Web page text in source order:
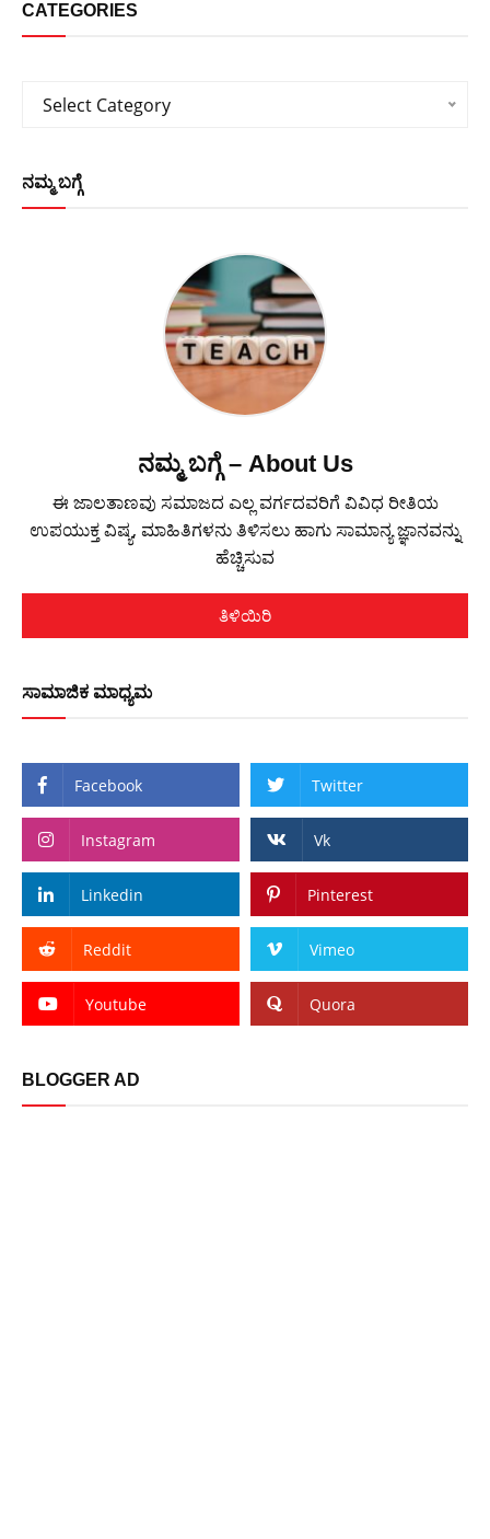
CATEGORIES
Categories
Select Category
ನಮ್ಮ ಬಗ್ಗೆ
ನಮ್ಮ ಬಗ್ಗೆ – About Us
ಈ ಜಾಲತಾಣವು ಸಮಾಜದ ಎಲ್ಲ ವರ್ಗದವರಿಗೆ ವಿವಿಧ ರೀತಿಯ
ಉಪಯುಕ್ತ ವಿಷ್ಯ, ಮಾಹಿತಿಗಳನು ತಿಳಿಸಲು ಹಾಗು ಸಾಮಾನ್ಯ ಜ್ಞಾನವನ್ನು
ಹೆಚ್ಚಿಸುವ
ತಿಳಿಯಿರಿ
ಸಾಮಾಜಿಕ ಮಾಧ್ಯಮ
Facebook Twitter
Instagram Vk
Linkedin Pinterest
Reddit Vimeo
Youtube Quora
BLOGGER AD